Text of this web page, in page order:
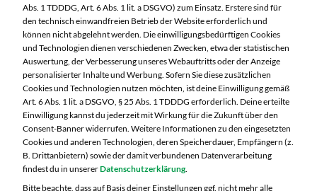
Telefon:09281 7186
Markt ändern
Öffnungszeiten diese Woche:
Mo:
07:00 – 20:00 Uhr
Di:
07:00 – 20:00 Uhr
Mi:
07:00 – 20:00 Uhr
Do:
07:00 – 20:00 Uhr
Fr:
07:00 – 20:00 Uhr
Abs. 1 TDDDG, Art. 6 Abs. 1 lit. a DSGVO) zum Einsatz. Erstere sind für
den technisch einwandfreien Betrieb der Website erforderlich und
können nicht abgelehnt werden. Die einwilligungsbedürftigen Cookies
und Technologien dienen verschiedenen Zwecken, etwa der statistischen
Auswertung, der Verbesserung unseres Webauftritts oder der Anzeige
personalisierter Inhalte und Werbung. Sofern Sie diese zusätzlichen
Cookies und Technologien nutzen möchten, ist deine Einwilligung gemäß
Art. 6 Abs. 1 lit. a DSGVO, § 25 Abs. 1 TDDDG erforderlich. Deine erteilte
Einwilligung kannst du jederzeit mit Wirkung für die Zukunft über den
Consent-Banner widerrufen. Weitere Informationen zu den eingesetzten
Cookies und anderen Technologien, deren Speicherdauer, Empfängern (z.
B. Drittanbietern) sowie der damit verbundenen Datenverarbeitung
findest du in unsererDatenschutzerklärung.
Bitte beachte, dass auf Basis deiner Einstellungen ggf. nicht mehr alle